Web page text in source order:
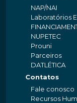
NAP/NAI
Laboratórios
NUPETEC
Prouni
Parceiros
DATLÉTICA
Contatos
Fale conosco
Recursos